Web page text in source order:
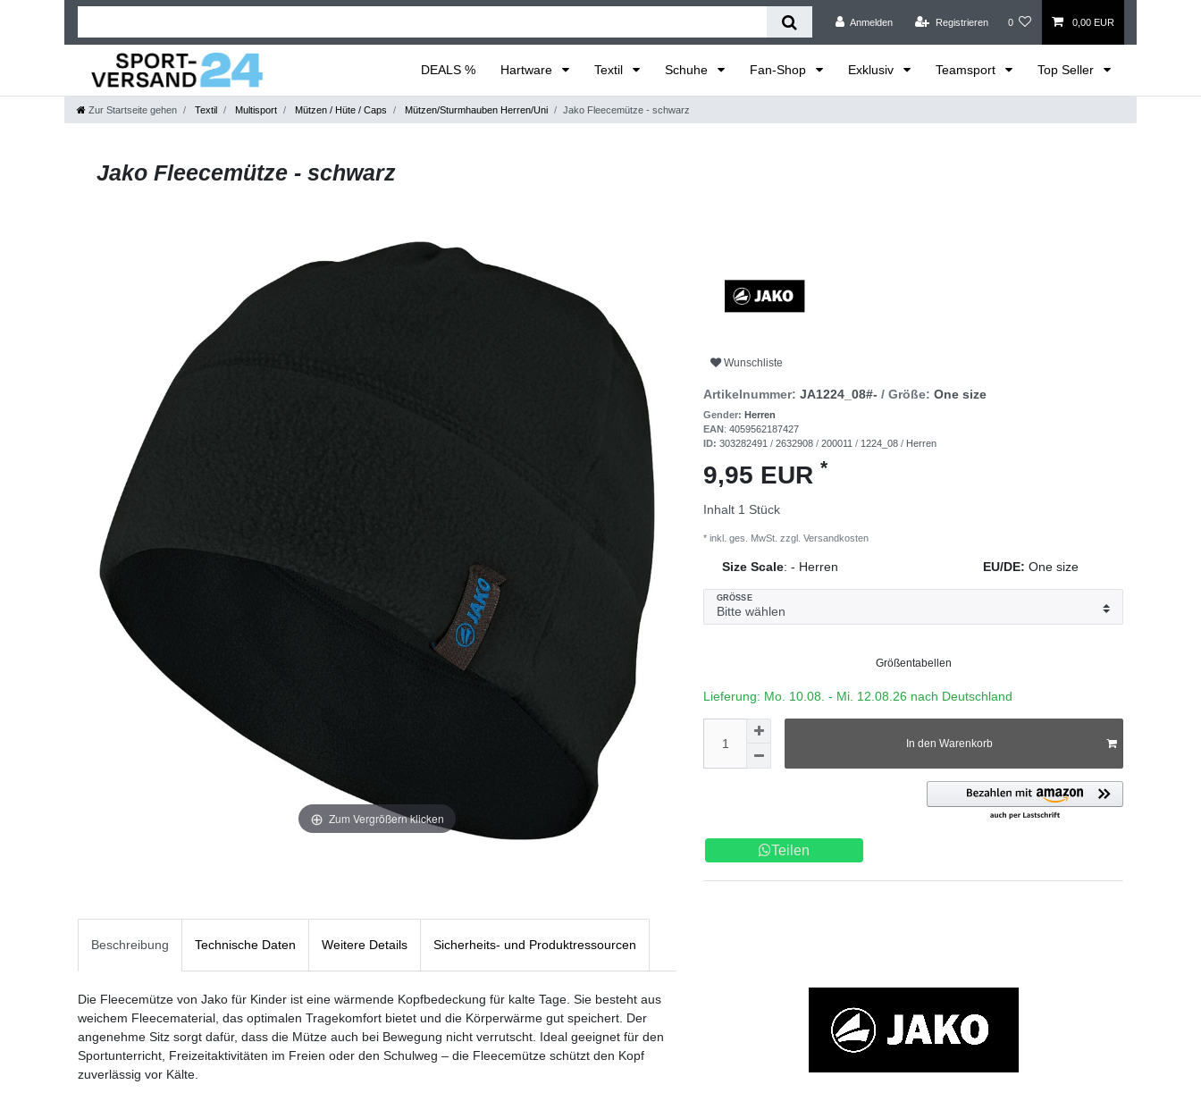
Anmelden Registrieren 0 0,00 EUR
DEALS % Hartware Textil Schuhe Fan-Shop Exklusiv Teamsport Top Seller
Zur Startseite gehen Textil Multisport Mützen / Hüte / Caps Mützen/Sturmhauben Herren/Uni Jako Fleecemütze - schwarz
Jako Fleecemütze - schwarz
Zum Vergrößern klicken
Wunschliste
Artikelnummer: JA1224_08#- / Größe: One size
Gender: Herren
EAN: 4059562187427
ID: 303282491 / 2632908 / 200011 / 1224_08 / Herren
9,95 EUR *
Inhalt 1 Stück
* inkl. ges. MwSt. zzgl. Versandkosten
Size Scale: - Herren EU/DE: One size
GRÖSSE
Größentabellen
Lieferung: Mo. 10.08. - Mi. 12.08.26 nach Deutschland
In den Warenkorb
Teilen
Beschreibung Technische Daten Weitere Details Sicherheits- und Produktressourcen
Die Fleecemütze von Jako für Kinder ist eine wärmende Kopfbedeckung für kalte Tage. Sie besteht aus
weichem Fleecematerial, das optimalen Tragekomfort bietet und die Körperwärme gut speichert. Der
angenehme Sitz sorgt dafür, dass die Mütze auch bei Bewegung nicht verrutscht. Ideal geeignet für den
Sportunterricht, Freizeitaktivitäten im Freien oder den Schulweg – die Fleecemütze schützt den Kopf
zuverlässig vor Kälte.